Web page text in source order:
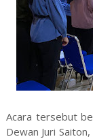
Acara tersebut
Dewan Juri